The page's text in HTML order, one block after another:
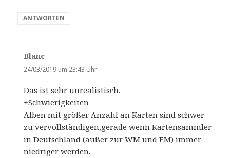
ANTWORTEN
Blanc
a
t
:
24/03/2019 um 23:43 Uhr
Das ist sehr unrealistisch.
+Schwierigkeiten
Alben mit größer Anzahl an Karten sind schwer
zu vervollständigen,gerade wenn Kartensammler
in Deutschland (außer zur WM und EM) immer
niedriger werden.